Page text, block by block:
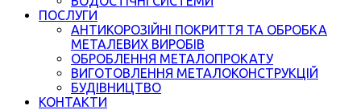
ПОСЛУГИ
АНТИКОРОЗІЙНІ ПОКРИТТЯ ТА ОБРОБКА
МЕТАЛЕВИХ ВИРОБІВ
ОБРОБЛЕННЯ МЕТАЛОПРОКАТУ
ВИГОТОВЛЕННЯ МЕТАЛОКОНСТРУКЦІЙ
БУДІВНИЦТВО
КОНТАКТИ